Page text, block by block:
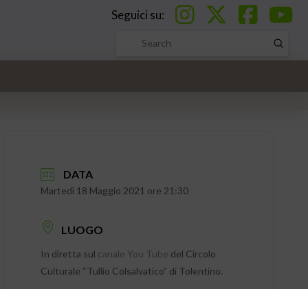
Seguici su:
Search
Submit
DATA
Martedì 18 Maggio 2021 ore 21:30
LUOGO
In diretta sul canale You Tube del Circolo
Culturale “Tullio Colsalvatico” di Tolentino.